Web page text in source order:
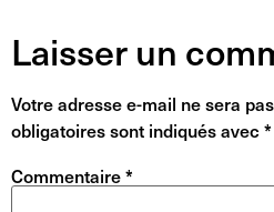
Laisser un
Votre adresse e-mail ne sera
obligatoires sont indiqués avec *
Commentaire*